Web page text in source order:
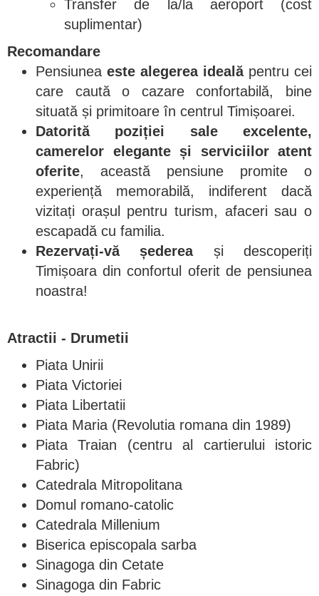
Transfer de la/la aeroport (cost
suplimentar)
Recomandare
Pensiunea este alegerea idealăpentru cei
care caută o cazare confortabilă, bine
situată și primitoare în centrul Timișoarei.
Datorită poziției sale excelente,
camerelor elegante și serviciilor atent
oferite, această pensiune promite o
experiență memorabilă, indiferent dacă
vizitați orașul pentru turism, afaceri sau o
escapadă cu familia.
Rezervați-vă ședereași descoperiți
Timișoara din confortul oferit de pensiunea
noastra!
Atractii - Drumetii
Piata Unirii
Piata Victoriei
Piata Libertatii
Piata Maria (Revolutia romana din 1989)
Piata Traian (centru al cartierului istoric
Fabric)
Catedrala Mitropolitana
Domul romano-catolic
Catedrala Millenium
Biserica episcopala sarba
Sinagoga din Cetate
Sinagoga din Fabric